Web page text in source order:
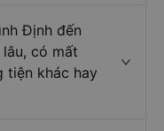
Định đến
có mất
tiện khác hay